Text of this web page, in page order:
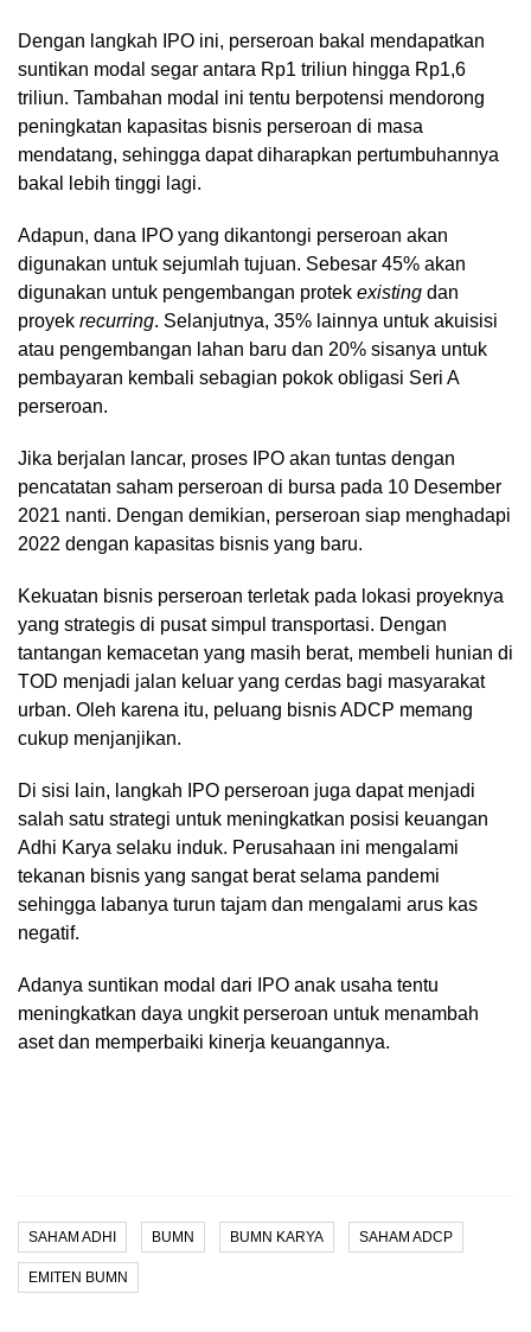
Dengan langkah IPO ini, perseroan bakal mendapatkan
suntikan modal segar antara Rp1 triliun hingga Rp1,6
triliun. Tambahan modal ini tentu berpotensi mendorong
peningkatan kapasitas bisnis perseroan di masa
mendatang, sehingga dapat diharapkan pertumbuhannya
bakal lebih tinggi lagi.
Adapun, dana IPO yang dikantongi perseroan akan
digunakan untuk sejumlah tujuan. Sebesar 45% akan
digunakan untuk pengembangan protek existing dan
proyek recurring. Selanjutnya, 35% lainnya untuk akuisisi
atau pengembangan lahan baru dan 20% sisanya untuk
pembayaran kembali sebagian pokok obligasi Seri A
perseroan.
Jika berjalan lancar, proses IPO akan tuntas dengan
pencatatan saham perseroan di bursa pada 10 Desember
2021 nanti. Dengan demikian, perseroan siap menghadapi
2022 dengan kapasitas bisnis yang baru.
Kekuatan bisnis perseroan terletak pada lokasi proyeknya
yang strategis di pusat simpul transportasi. Dengan
tantangan kemacetan yang masih berat, membeli hunian di
TOD menjadi jalan keluar yang cerdas bagi masyarakat
urban. Oleh karena itu, peluang bisnis ADCP memang
cukup menjanjikan.
Di sisi lain, langkah IPO perseroan juga dapat menjadi
salah satu strategi untuk meningkatkan posisi keuangan
Adhi Karya selaku induk. Perusahaan ini mengalami
tekanan bisnis yang sangat berat selama pandemi
sehingga labanya turun tajam dan mengalami arus kas
negatif.
Adanya suntikan modal dari IPO anak usaha tentu
meningkatkan daya ungkit perseroan untuk menambah
aset dan memperbaiki kinerja keuangannya.
SAHAM ADHI BUMN BUMN KARYA SAHAM ADCP
EMITEN BUMN